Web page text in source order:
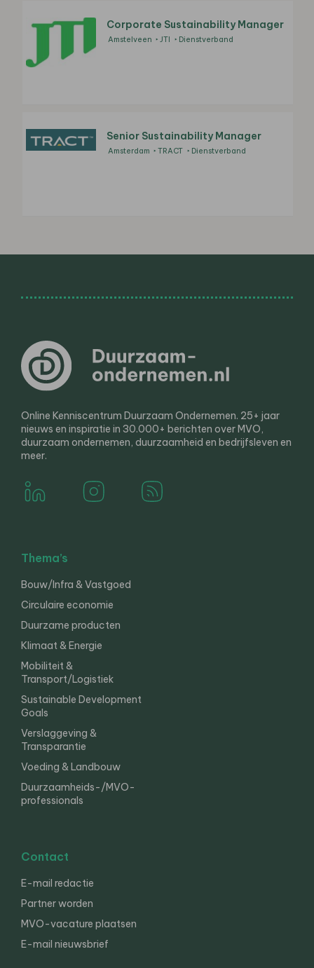
Corporate Sustainability Manager
Amstelveen JTI Dienstverband
Senior Sustainability Manager
Amsterdam TRACT Dienstverband
Online Kenniscentrum Duurzaam Ondernemen. 25+ jaar
nieuws en inspiratie in 30.000+ berichten over MVO,
duurzaam ondernemen, duurzaamheid en bedrijfsleven en
meer.
Thema’s
Bouw/Infra & Vastgoed
Circulaire economie
Duurzame producten
Klimaat & Energie
Mobiliteit &
Transport/Logistiek
Sustainable Development
Goals
Verslaggeving &
Transparantie
Voeding & Landbouw
Duurzaamheids-/MVO-
professionals
Contact
E-mail redactie
Partner worden
MVO-vacature plaatsen
E-mail nieuwsbrief